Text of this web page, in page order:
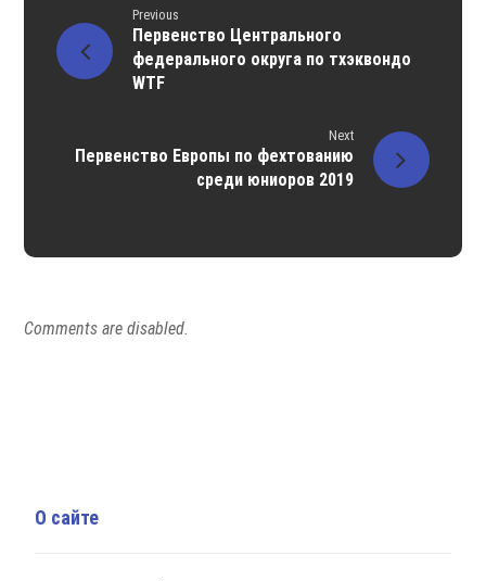
Previous
Первенство Центрального
федерального округа по тхэквондо
WTF
Next
Первенство Европы по фехтованию
среди юниоров 2019
Comments are disabled.
О сайте